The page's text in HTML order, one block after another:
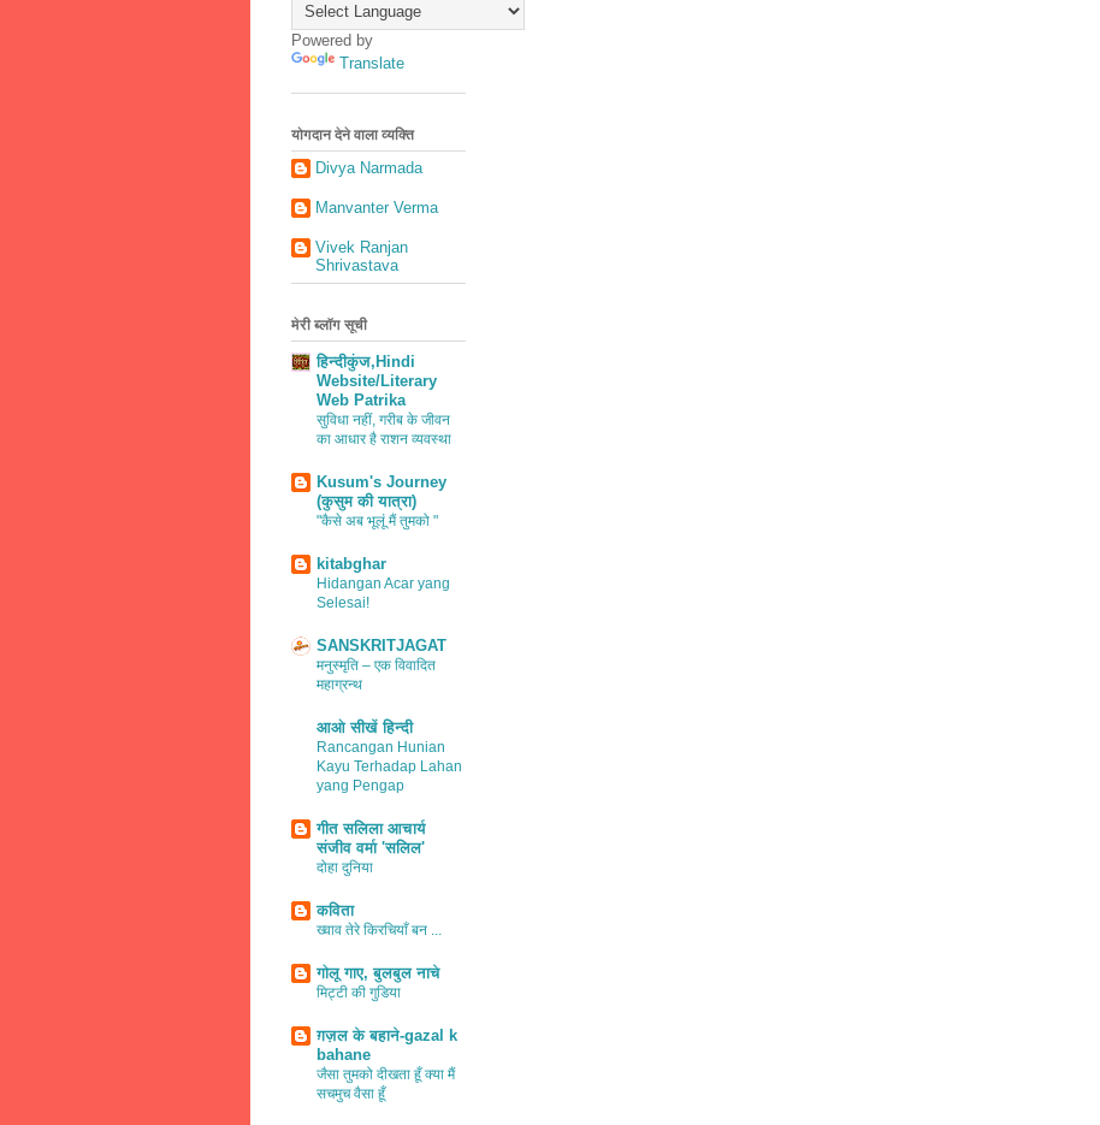
Powered by
Translate
योगदान देने वाला व्यक्ति
Divya Narmada
Manvanter Verma
Vivek Ranjan
Shrivastava
मेरी ब्लॉग सूची
हिन्दीकुंज,Hindi
Website/Literary
Web Patrika
सुविधा नहीं, गरीब के जीवन
का आधार है राशन व्यवस्था
Kusum's Journey
(कुसुम की यात्रा)
"कैसे अब भूलूं मैं तुमको "
kitabghar
Hidangan Acar yang
Selesai!
SANSKRITJAGAT
मनुस्मृति – एक विवादित
महाग्रन्थ
आओ सीखें हिन्दी
Rancangan Hunian
Kayu Terhadap Lahan
yang Pengap
गीत सलिला आचार्य
संजीव वर्मा 'सलिल'
दोहा दुनिया
कविता
ख्वाव तेरे किरचियाँ बन ...
गोलू गाए, बुलबुल नाचे
मिट्टी की गुडिया
ग़ज़ल के बहाने-gazal k
bahane
जैसा तुमको दीखता हूँ क्या मैं
सचमुच वैसा हूँ